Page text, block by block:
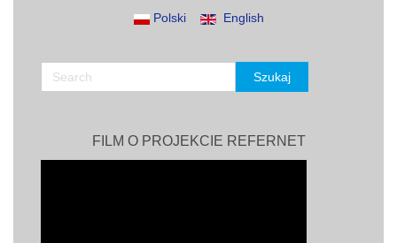
Polski English
FILM O PROJEKCIE REFERNET